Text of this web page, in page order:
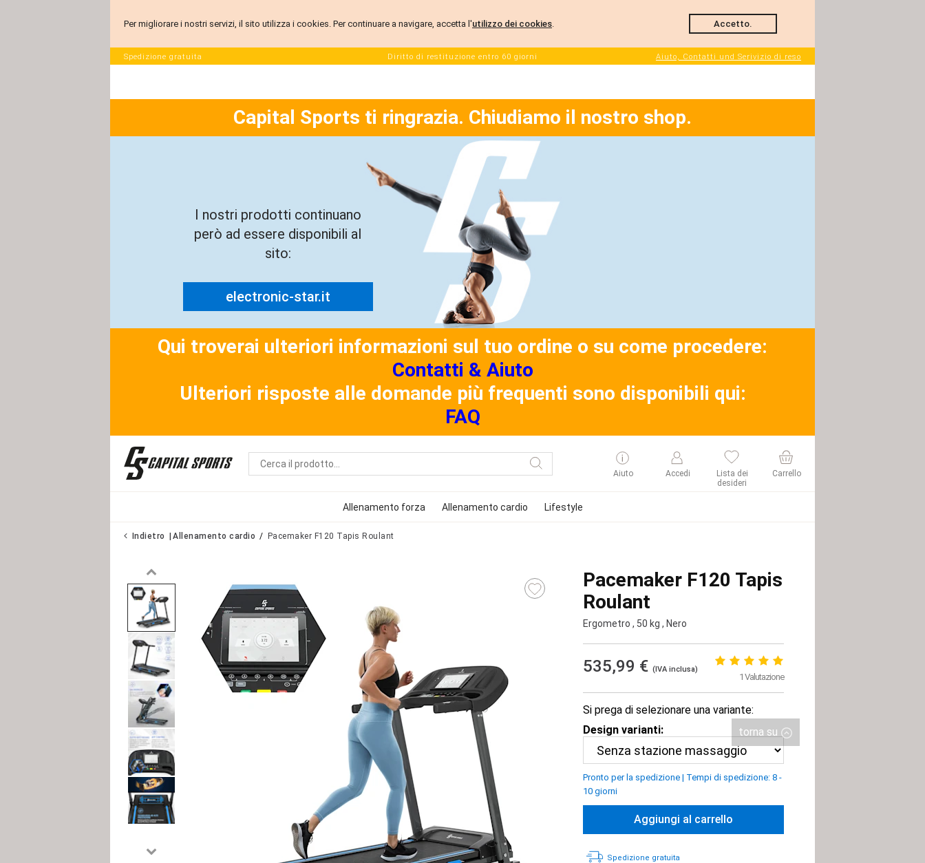
Capital Sports ti ringrazia. Chiudiamo il nostro shop.
I nostri prodotti continuano
però ad essere disponibili al
sito:
electronic-star.it
Qui troverai ulteriori informazioni sul tuo ordine o su come procedere:
Contatti & Aiuto
Ulteriori risposte alle domande più frequenti sono disponibili qui:
FAQ
Aiuto Accedi
Lista dei
desideri
Carrello
Allenamento forza Allenamento cardio Lifestyle
Indietro Allenamento cardio Pacemaker F120 Tapis Roulant
Pacemaker F120 Tapis
Roulant
Ergometro , 50 kg , Nero
535,99 € (IVA inclusa)
1 Valutazione
Si prega di selezionare una variante:
Design varianti:
Pronto per la spedizione | Tempi di spedizione: 8 -
10 giorni
Aggiungi al carrello
Spedizione gratuita
Spedizione gratuita Diritto di restituzione entro 60 giorni Aiuto, Contatti und Serivizio di reso
Per migliorare i nostri servizi, il sito utilizza i cookies. Per continuare a navigare, accetta l'utilizzo dei cookies. Accetto.
torna su